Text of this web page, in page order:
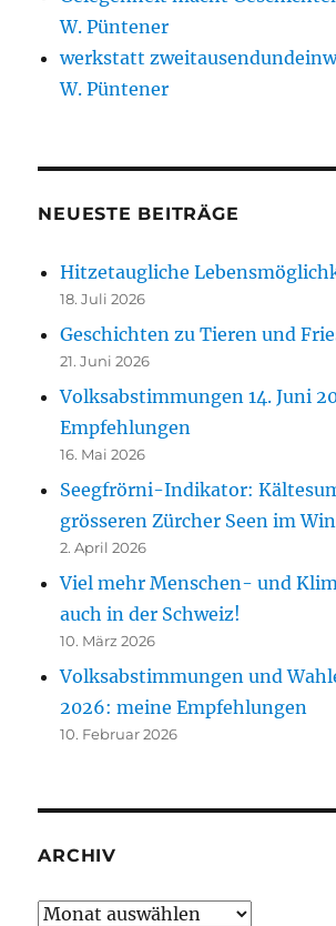
W. Püntener
werkstatt
W. Püntener
NEUESTE BEITRÄGE
Hitzetaugliche
18. Juli 2026
Geschichten zu Tieren und
21. Juni 2026
Volksabstimmungen 14. Juni
Empfehlungen
16. Mai 2026
Seegfrörni-Indikator:
grösseren Zürcher Seen im
2. April 2026
Viel mehr Menschen- und
auch in der Schweiz!
10. März 2026
Volksabstimmungen und
2026: meine Empfehlungen
10. Februar 2026
ARCHIV
Archiv